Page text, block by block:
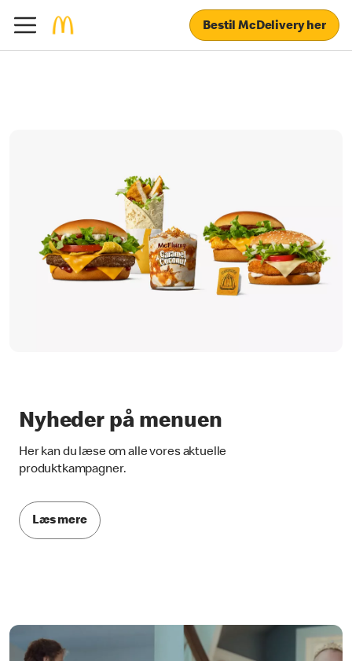
Bestil McDelivery her
Nyheder på menuen
Her kan du læse om alle vores aktuelle
produktkampagner.
Læs mere